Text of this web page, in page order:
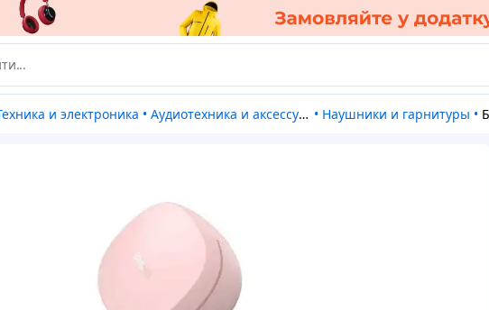
Техника и электроника • Аудиотехника и аксессуары • Наушники и гарнитуры •